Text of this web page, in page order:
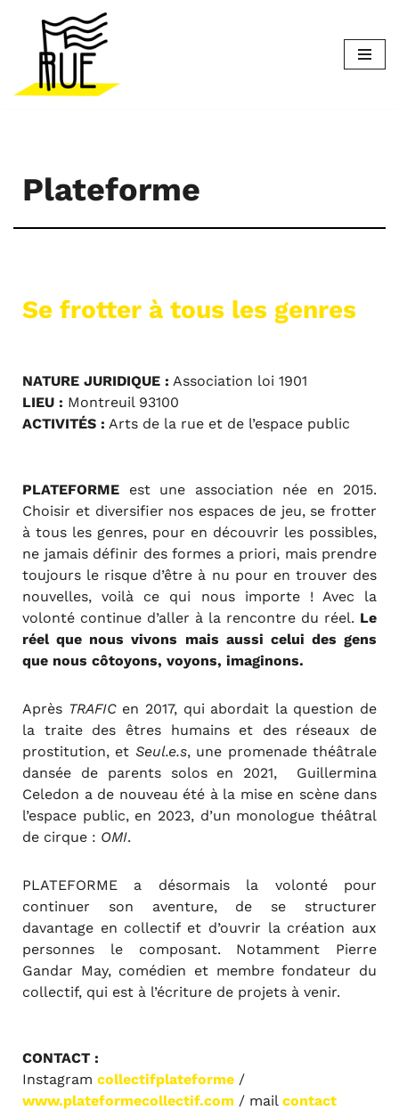
Aller
contenu
Plateforme
Se frotter à tous les genres
NATURE JURIDIQUE : Association loi 1901
LIEU : Montreuil 93100
ACTIVITÉS : Arts de la rue et de l’espace public
PLATEFORME est une association née en 2015.
Choisir et diversifier nos espaces de jeu, se frotter
à tous les genres, pour en découvrir les possibles,
ne jamais définir des formes a priori, mais prendre
toujours le risque d’être à nu pour en trouver des
nouvelles, voilà ce qui nous importe ! Avec la
volonté continue d’aller à la rencontre du réel. Le
réel que nous vivons mais aussi celui des gens
que nous côtoyons, voyons, imaginons.
Après TRAFICen 2017, qui abordait la question de
la traite des êtres humains et des réseaux de
prostitution, et Seul.e.s, une promenade théâtrale
dansée de parents solos en 2021, Guillermina
Celedon a de nouveau été à la mise en scène dans
l’espace public, en 2023, d’un monologue théâtral
de cirque : OMI.
PLATEFORME a désormais la volonté pour
continuer son aventure, de se structurer
davantage en collectif et d’ouvrir la création aux
personnes le composant. Notamment Pierre
Gandar May, comédien et membre fondateur du
collectif, qui est à l’écriture de projets à venir.
CONTACT :
Instagram collectifplateforme /
www.plateformecollectif.com / mail contact